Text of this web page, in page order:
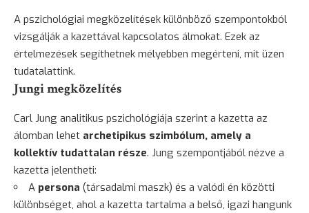
A pszichológiai megközelítések különböző szempontokból
vizsgálják a kazettával kapcsolatos álmokat. Ezek az
értelmezések segíthetnek mélyebben megérteni, mit üzen
tudatalattink.
Jungi megközelítés
Carl Jung analitikus pszichológiája szerint a kazetta az
álomban lehet archetipikus szimbólum, amely a
kollektív tudattalan része. Jung szempontjából nézve a
kazetta jelentheti:
A persona (társadalmi maszk) és a valódi én közötti
különbséget, ahol a kazetta tartalma a belső, igazi hangunk